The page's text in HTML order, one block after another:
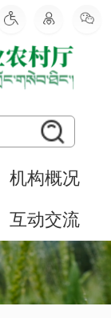
机构概况
互动交流